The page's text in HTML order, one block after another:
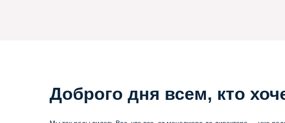
Доброго дня всем, кто